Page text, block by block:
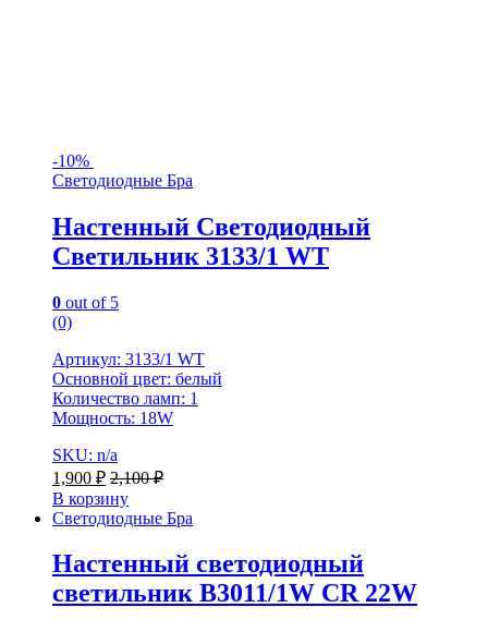
-10%
Светодиодные Бра
Настенный Светодиодный
Светильник 3133/1 WT
0 out of 5
(0)
Артикул: 3133/1 WT
Основной цвет: белый
Количество ламп: 1
Мощность: 18W
SKU: n/a
1,900 ₽ 2,100₽
В корзину
Светодиодные Бра
Настенный светодиодный
светильник B3011/1W CR 22W